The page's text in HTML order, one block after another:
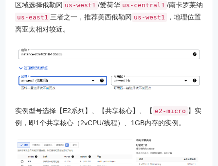
区域选择俄勒冈 us-west1 /爱荷华 us-central1 /南卡罗莱纳
us-east1 三者之一，推荐美西俄勒冈 us-west1
，地理位置
离亚太相对较近。
实例型号选择【E2系列】、【共享核心】、【 e2-micro 】实
例，即1个共享核心（2vCPU/线程）、1GB内存的实例。